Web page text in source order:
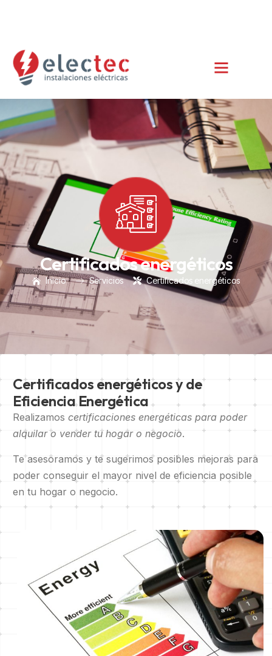
Certificados energéticos
Inicio Servicios Certificados energéticos
Certificados energéticos y de
Eficiencia Energética
Realizamos certificaciones energéticas para poder
alquilar o vender tu hogar o negocio.
Te asesoramos y te sugerimos posibles mejoras para
poder conseguir el mayor nivel de eficiencia posible
en tu hogar o negocio.